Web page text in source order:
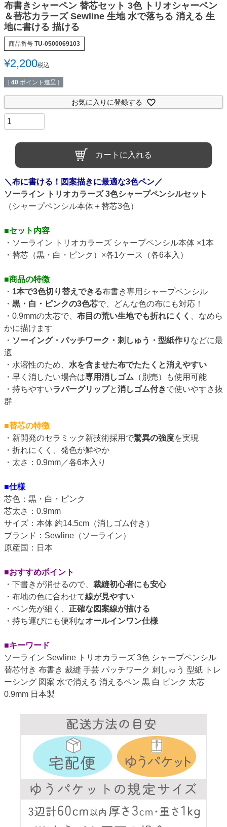
布書きシャーペン 替芯セット 3色 トリオシャーペン
＆替芯カラーズ Sewline 生地 水で落ちる 消える 生
地に書ける 描ける
商品番号 TU-0500069103
¥2,200税込
[ 40 ポイント進呈 ]
お気に入りに登録する
カートに入れる
＼布に書ける！図案描きに最適な3色ペン／
ソーライン トリオカラーズ 3色シャープペンシルセット
（シャープペンシル本体＋替芯3色）
■セット内容
・ソーライン トリオカラーズ シャープペンシル本体 ×1本
・替芯（黒・白・ピンク）×各1ケース（各6本入）
■商品の特徴
・ 1本で3色切り替えできる布書き専用シャープペンシル
・ 黒・白・ピンクの3色芯で、どんな色の布にも対応！
・0.9mmの太芯で、 布目の荒い生地でも折れにくく
、なめら
かに描けます
・ ソーイング・パッチワーク・刺しゅう・型紙作り などに最
適
・水溶性のため、 水を含ませた布でたたくと消えやすい
・早く消したい場合は専用消しゴム （別売）も使用可能
・持ちやすいラバーグリップと消しゴム付きで使いやすさ抜
群
■替芯の特徴
・新開発のセラミック新技術採用で驚異の強度を実現
・折れにくく、発色が鮮やか
・太さ：0.9mm／各6本入り
■仕様
芯色：黒・白・ピンク
芯太さ：0.9mm
サイズ：本体 約14.5cm（消しゴム付き）
ブランド：Sewline（ソーライン）
原産国：日本
■おすすめポイント
・下書きが消せるので、 裁縫初心者にも安心
・布地の色に合わせて線が見やすい
・ペン先が細く、 正確な図案線が描ける
・持ち運びにも便利なオールインワン仕様
■キーワード
ソーライン Sewline トリオカラーズ 3色 シャープペンシル
替芯付き 布書き 裁縫 手芸 パッチワーク 刺しゅう 型紙 トレ
ーシング 図案 水で消える 消えるペン 黒 白 ピンク 太芯
0.9mm 日本製